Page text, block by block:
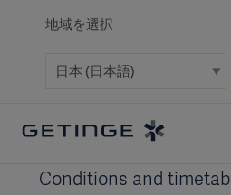
地域を選択
Conditions and